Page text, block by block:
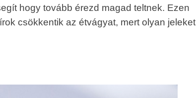
hogy tovább érezd magad teltnek. Ezen
csökkentik az étvágyat, mert olyan jeleket